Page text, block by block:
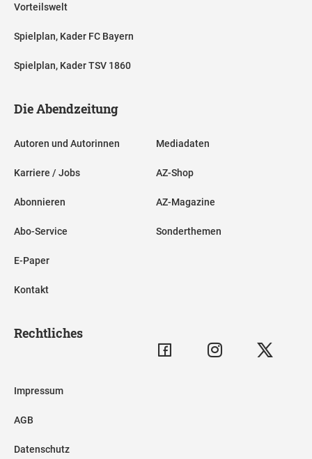
Vorteilswelt
Spielplan, Kader FC Bayern
Spielplan, Kader TSV 1860
Die Abendzeitung
Autoren und Autorinnen
Karriere / Jobs
Abonnieren
Abo-Service
E-Paper
Kontakt
Mediadaten
AZ-Shop
AZ-Magazine
Sonderthemen
Rechtliches
Impressum
AGB
Datenschutz